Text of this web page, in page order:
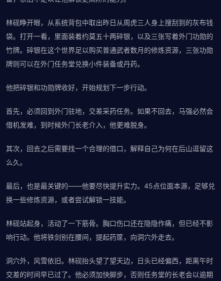
林砚睁开眼，从系统背包中取出昨日从周虎三人身上搜刮到的灰布钱
袋。打开一看，里面装着约莫五十两碎银，以及三张写着外门功勋的
竹牌。碎银在这个世界足以购买普通武者数月的修炼资源，三张功勋
牌则可以在外门任务堂兑换小件装备或丹药。
他把碎银和功勋牌收好，开始规划下一步行动。
首先，必须回到外门驻地，交差采药任务。如果不回去，马强必然会
借机发难，到时候外门长老介入，他更难脱身。
其次，回去之后需要找一个合理的借口，解释自己为何在后山逗留这
么久。
最后，也是最关键的——他要尽快提升实力。45点位面本源，足够兑
换一些修炼资源，或者尝试解锁一技能。
林砚站起身，活动了一下筋骨。胸口伤口还在隐隐作痛，但已经不影
响行动。他将铁剑别在腰间，提起药筐，向洞穴外走去。
洞穴外，风雪依旧。林砚抬头望了望天边，日头已经偏西，距离午时
交差的时间早已过了。他必须加快脚步，否则任务堂的长老会以逾期